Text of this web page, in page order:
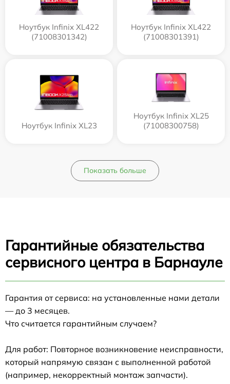
Ноутбук Infinix XL422
(71008301342)
Ноутбук Infinix XL422
(71008301391)
Ноутбук Infinix XL23
Ноутбук Infinix XL25
(71008300758)
Показать больше
Гарантийные обязательства
сервисного центра в Барнауле
Гарантия от сервиса: на установленные нами детали
— до 3 месяцев.
Что считается гарантийным случаем?
Для работ: Повторное возникновение неисправности,
который напрямую связан с выполненной работой
(например, некорректный монтаж запчасти).